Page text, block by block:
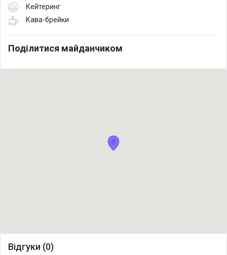
Кейтеринг
Кава-брейки
Поділитися майданчиком
Відгуки (0)